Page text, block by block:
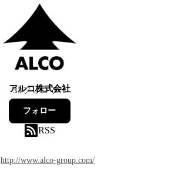
アルコ株式会社
33フォロワー
フォロー
RSS
http://www.alco-group.com/